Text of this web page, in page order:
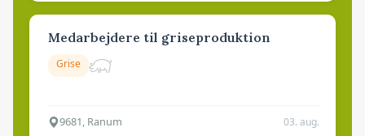
Medarbejdere til griseproduktion
Grise
9681, Ranum 03. aug.